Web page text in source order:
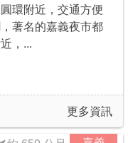
環附近，交通方便
著名的嘉義夜市都
，...
更多資訊